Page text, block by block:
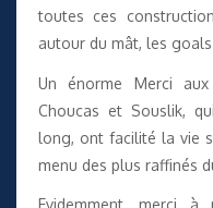
toutes ces
autour du mât, les
Un énorme Merci
Choucas et Souslik,
long, ont facilité la vie
menu des plus raffinés
Evidemment, merci